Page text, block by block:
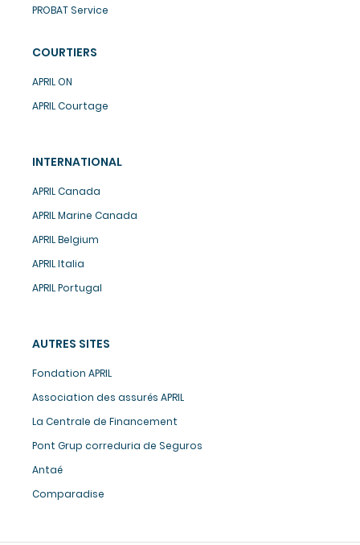
mes cookies
d’analyses statistiques et de lien vers les
PROBAT Service
COURTIERS
APRIL ON
APRIL Courtage
INTERNATIONAL
APRIL Canada
APRIL Marine Canada
APRIL Belgium
APRIL Italia
APRIL Portugal
AUTRES SITES
Fondation APRIL
Association des assurés APRIL
La Centrale de Financement
Pont Grup correduria de Seguros
Antaé
Comparadise